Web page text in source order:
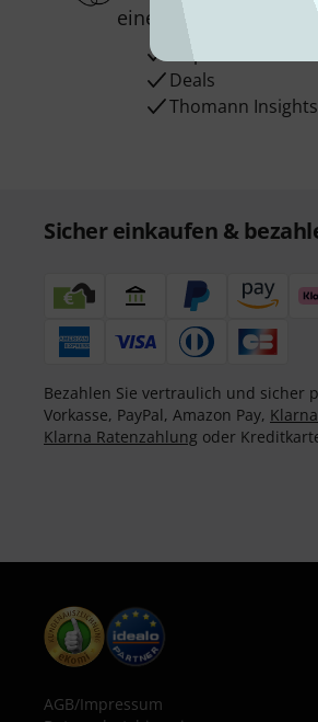
einen von
50
Inspirierende
Deals
Thomann Insights
Sicher einkaufen &
Bezahlen Sie vertraulich und sicher
Vorkasse, PayPal, Amazon Pay,
Klarna Ratenzahlung oder
AGB/Impressum